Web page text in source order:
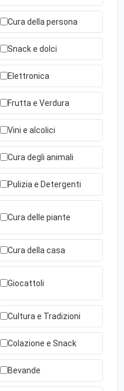
Cura della persona
Snack e dolci
Elettronica
Frutta e Verdura
Vini e alcolici
Cura degli animali
Pulizia e Detergenti
Cura delle piante
Cura della casa
Giocattoli
Cultura e Tradizioni
Colazione e Snack
Bevande